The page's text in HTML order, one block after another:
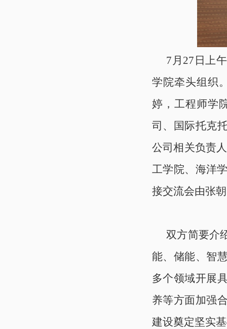
7月27日上
学院牵头组织
婷，工程师学
司、国际托克
公司相关负责
工学院、海洋
接交流会由张
双方简要介
能、储能、智
多个领域开展
养等方面加强
建设奠定坚实